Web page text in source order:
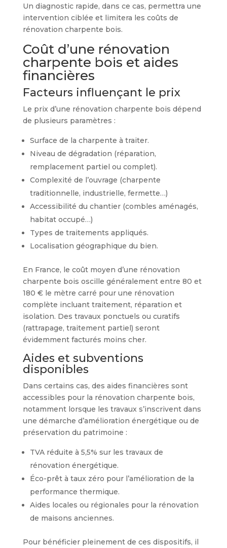
Un diagnostic rapide, dans ce cas, permettra une
intervention ciblée et limitera les coûts de
rénovation charpente bois.
Coût d’une rénovation
charpente bois et aides
financières
Facteurs influençant le prix
Le prix d’une rénovation charpente bois dépend
de plusieurs paramètres :
Surface de la charpente à traiter.
Niveau de dégradation (réparation,
remplacement partiel ou complet).
Complexité de l’ouvrage (charpente
traditionnelle, industrielle, fermette…)
Accessibilité du chantier (combles aménagés,
habitat occupé…)
Types de traitements appliqués.
Localisation géographique du bien.
En France, le coût moyen d’une rénovation
charpente bois oscille généralement entre 80 et
180 € le mètre carré pour une rénovation
complète incluant traitement, réparation et
isolation. Des travaux ponctuels ou curatifs
(rattrapage, traitement partiel) seront
évidemment facturés moins cher.
Aides et subventions
disponibles
Dans certains cas, des aides financières sont
accessibles pour la rénovation charpente bois,
notamment lorsque les travaux s’inscrivent dans
une démarche d’amélioration énergétique ou de
préservation du patrimoine :
TVA réduite à 5,5% sur les travaux de
rénovation énergétique.
Éco-prêt à taux zéro pour l’amélioration de la
performance thermique.
Aides locales ou régionales pour la rénovation
de maisons anciennes.
Pour bénéficier pleinement de ces dispositifs, il